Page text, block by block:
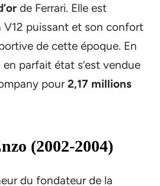
de Ferrari. Elle est
V12 puissant et son confort
de cette époque. En
parfait état s’est vendue
pour2,17 millions
(2002-2004)
du fondateur de la